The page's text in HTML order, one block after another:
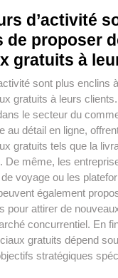
d’activité
de proposer
gratuits à
sont plus enclins
gratuits à leurs
le secteur du
au détail en ligne,
gratuits tels que la
De même, les
voyage ou les
également
pour attirer de
concurrentiel. En
gratuits dépend
stratégiques